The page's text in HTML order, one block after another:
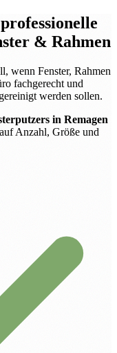
& Rahmen
wenn Fenster, Rahmen
fachgerecht und
werden sollen.
in Remagen
Anzahl, Größe und